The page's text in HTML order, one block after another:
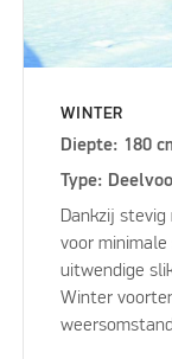
WINTER
Diepte: 180
Type:
Dankzij
voor
uitwendige
Winter